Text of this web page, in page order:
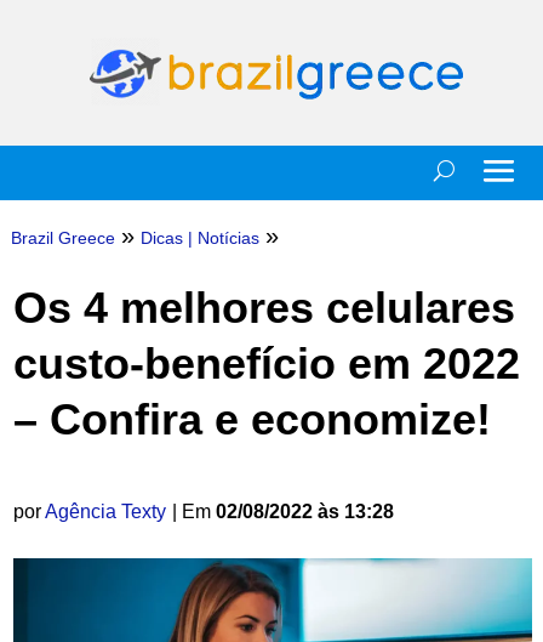
Brazil Greece » Dicas| Notícias »
Os 4 melhores celulares
custo-benefício em 2022
– Confira e economize!
porAgência Texty | Em 02/08/2022 às 13:28